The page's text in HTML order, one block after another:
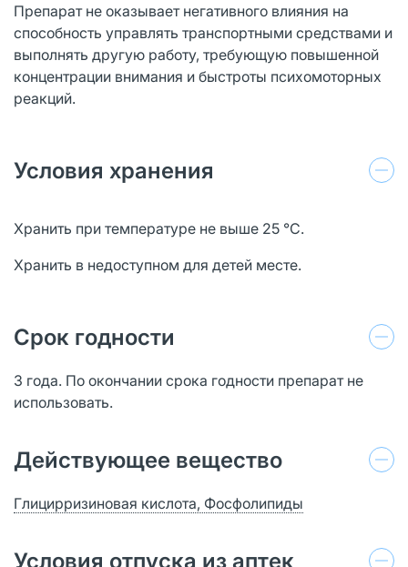
Препарат не оказывает негативного влияния на
способность управлять транспортными средствами и
выполнять другую работу, требующую повышенной
концентрации внимания и быстроты психомоторных
реакций.
Условия хранения
Хранить при температуре не выше 25 °С.
Хранить в недоступном для детей месте.
Срок годности
3 года. По окончании срока годности препарат не
использовать.
Действующее вещество
Глицирризиновая кислота, Фосфолипиды
Условия отпуска из аптек